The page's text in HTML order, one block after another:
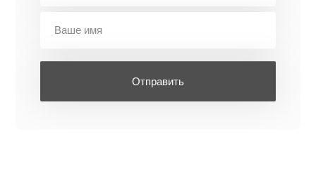
Отправить